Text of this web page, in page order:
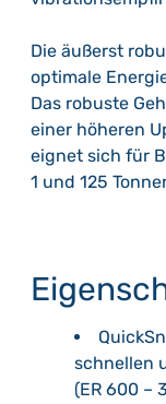
Die äußerst
optimale
Das robuste
einer höheren
eignet sich für
1 und 125
schnellen
(ER 600 –